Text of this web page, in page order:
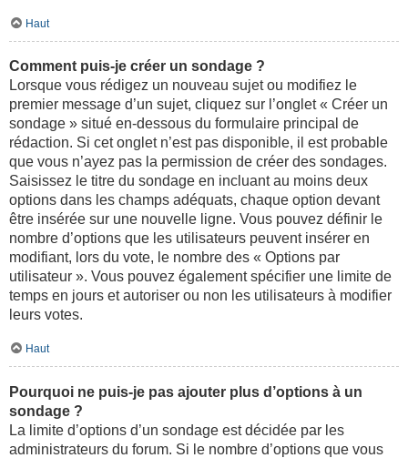
Haut
Comment puis-je créer un sondage ?
Lorsque vous rédigez un nouveau sujet ou modifiez le
premier message d’un sujet, cliquez sur l’onglet « Créer un
sondage » situé en-dessous du formulaire principal de
rédaction. Si cet onglet n’est pas disponible, il est probable
que vous n’ayez pas la permission de créer des sondages.
Saisissez le titre du sondage en incluant au moins deux
options dans les champs adéquats, chaque option devant
être insérée sur une nouvelle ligne. Vous pouvez définir le
nombre d’options que les utilisateurs peuvent insérer en
modifiant, lors du vote, le nombre des « Options par
utilisateur ». Vous pouvez également spécifier une limite de
temps en jours et autoriser ou non les utilisateurs à modifier
leurs votes.
Haut
Pourquoi ne puis-je pas ajouter plus d’options à un
sondage ?
La limite d’options d’un sondage est décidée par les
administrateurs du forum. Si le nombre d’options que vous